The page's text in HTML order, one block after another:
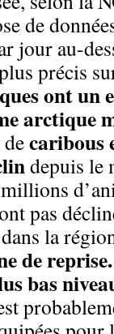
de
jour au-
précis
ont
arctique
caribous
depuis le
pas
la
de
bas